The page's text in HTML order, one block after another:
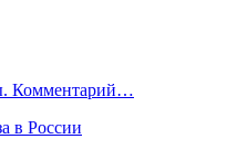
Комментарий…
в России